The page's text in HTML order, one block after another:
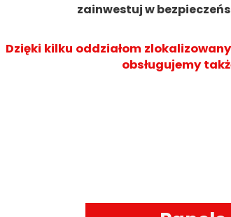
zainwestuj w
Dzięki kilku oddziałom
obsługujemy